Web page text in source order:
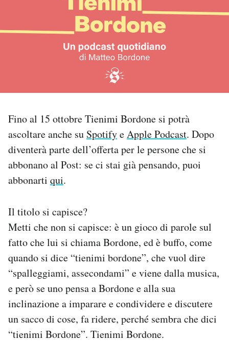
CALENDARIO
Newsletter
Hai bisogno di aiuto?
Esci
Fino al 15 ottobre Tienimi Bordone si potrà
ascoltare anche su SpotifyeApple Podcast. Dopo
diventerà parte dell’offerta per le persone che si
abbonano al Post: se ci stai già pensando, puoi
abbonarti qui.
Il titolo si capisce?
Metti che non si capisce: è un gioco di parole sul
fatto che lui si chiama Bordone, ed è buffo, come
quando si dice “tienimi bordone”, che vuol dire
“spalleggiami, assecondami” e viene dalla musica,
e però se uno pensa a Bordone e alla sua
inclinazione a imparare e condividere e discutere
un sacco di cose, fa ridere, perché sembra che dici
“tienimi Bordone”. Tienimi Bordone.